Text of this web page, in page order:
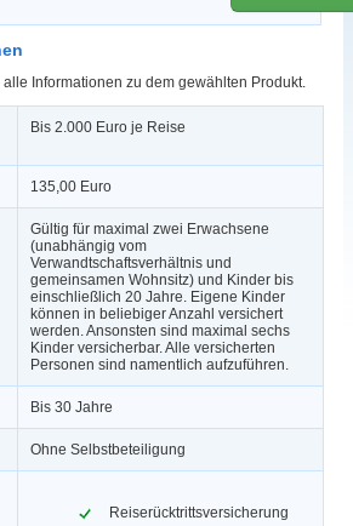
Informationen zu dem gewählten Produkt.
Bis 2.000 Euro je Reise
135,00 Euro
Gültig für maximal zwei Erwachsene
(unabhängig vom
Verwandtschaftsverhältnis und
gemeinsamen Wohnsitz) und Kinder bis
einschließlich 20 Jahre. Eigene Kinder
können in beliebiger Anzahl versichert
werden. Ansonsten sind maximal sechs
Kinder versicherbar. Alle versicherten
Personen sind namentlich aufzuführen.
Bis 30 Jahre
Ohne Selbstbeteiligung
Reiserücktrittsversicherung